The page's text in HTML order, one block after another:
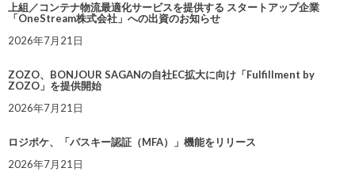
上組／コンテナ物流最適化サービスを提供する スタートアップ企業
「OneStream株式会社」への出資のお知らせ
2026年7月21日
ZOZO、BONJOUR SAGANの自社EC拡大に向け「Fulfillment by
ZOZO」を提供開始
2026年7月21日
ロジポケ、「パスキー認証（MFA）」機能をリリース
2026年7月21日